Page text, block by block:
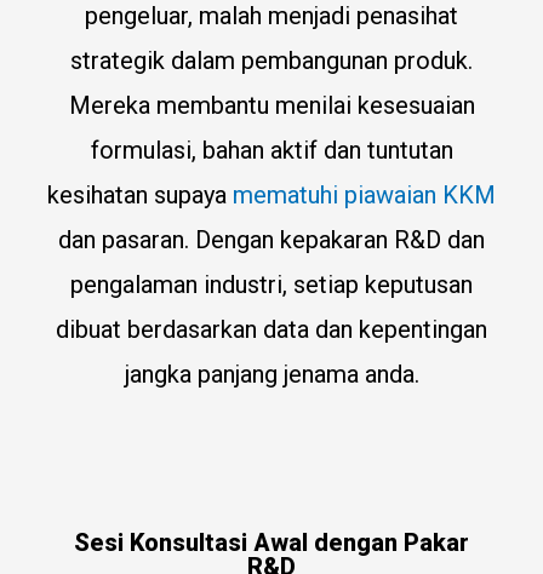
pengeluar, malah menjadi penasihat
strategik dalam pembangunan produk.
Mereka membantu menilai kesesuaian
formulasi, bahan aktif dan tuntutan
kesihatan supaya mematuhi piawaian KKM
dan pasaran. Dengan kepakaran R&D dan
pengalaman industri, setiap keputusan
dibuat berdasarkan data dan kepentingan
jangka panjang jenama anda.
Sesi Konsultasi Awal dengan Pakar
R&D